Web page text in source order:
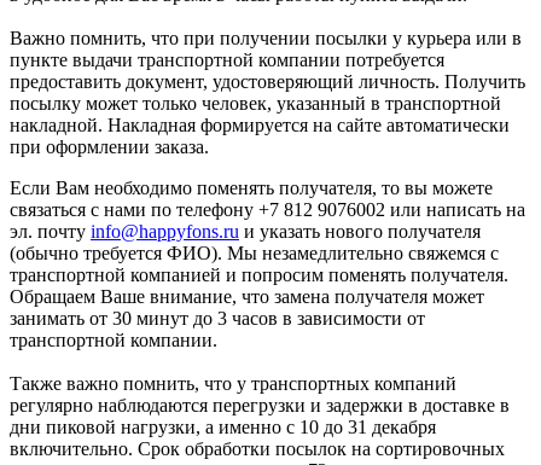
Важно помнить, что при получении посылки у курьера или в
пункте выдачи транспортной компании потребуется
предоставить документ, удостоверяющий личность. Получить
посылку может только человек, указанный в транспортной
накладной. Накладная формируется на сайте автоматически
при оформлении заказа.
Если Вам необходимо поменять получателя, то вы можете
связаться с нами по телефону +7 812 9076002 или написать на
эл. почту info@happyfons.ru и указать нового получателя
(обычно требуется ФИО). Мы незамедлительно свяжемся с
транспортной компанией и попросим поменять получателя.
Обращаем Ваше внимание, что замена получателя может
занимать от 30 минут до 3 часов в зависимости от
транспортной компании.
Также важно помнить, что у транспортных компаний
регулярно наблюдаются перегрузки и задержки в доставке в
дни пиковой нагрузки, а именно с 10 до 31 декабря
включительно. Срок обработки посылок на сортировочных